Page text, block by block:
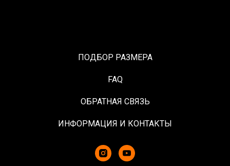
ПОДБОР РАЗМЕРА
FAQ
ОБРАТНАЯ СВЯЗЬ
ИНФОРМАЦИЯ И КОНТАКТЫ